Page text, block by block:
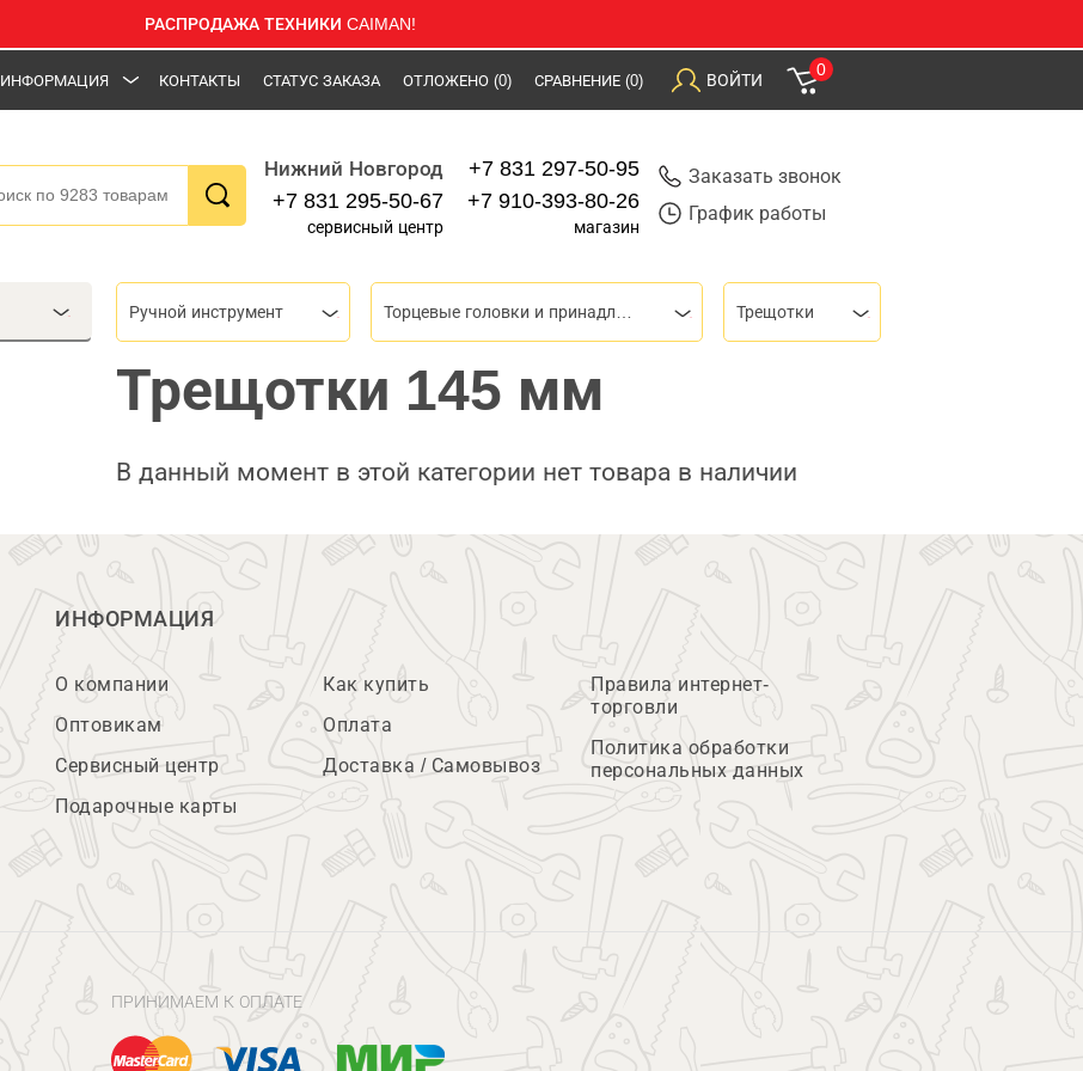
РАСПРОДАЖА ТЕХНИКИ CAIMAN!
ИНФОРМАЦИЯ КОНТАКТЫ СТАТУС ЗАКАЗА ОТЛОЖЕНО (0) СРАВНЕНИЕ (0) ВОЙТИ
0
Нижний Новгород
+7 831 295-50-67
сервисный центр
+7 831 297-50-95
+7 910-393-80-26
магазин
Заказать звонок
График работы
Ручной инструмент Трещотки
Трещотки 145 мм
В данный момент в этой категории нет товара в наличии
ИНФОРМАЦИЯ
О компании
Оптовикам
Сервисный центр
Подарочные карты
Как купить
Оплата
Доставка / Самовывоз
Правила интернет-
торговли
Политика обработки
персональных данных
ПРИНИМАЕМ К ОПЛАТЕ